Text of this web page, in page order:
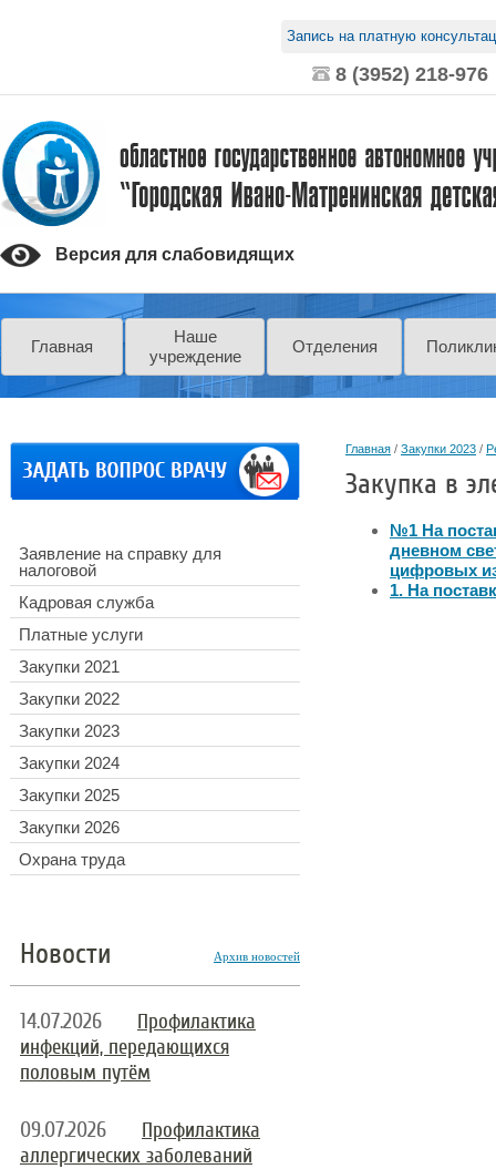
Запись на платную
8 (3952) 218-976
Версия для слабовидящих
Главная
Наше
учреждение
Отделения
Заявление на справку для
налоговой
Кадровая служба
Платные услуги
Закупки 2021
Закупки 2022
Закупки 2023
Закупки 2024
Закупки 2025
Закупки 2026
Охрана труда
Новости Архив новостей
14.07.2026
Профилактика
инфекций, передающихся
половым путём
09.07.2026
Профилактика
аллергических заболеваний
Главная / Закупки 2023 /
Закупка в
№1 На
дневном
цифровых
1. На